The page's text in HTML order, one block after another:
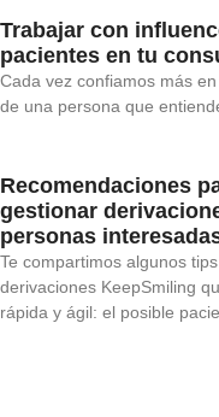
Trabajar con
pacientes en tu
Cada vez confiamos más
de una persona que
Recomendaciones
gestionar
personas
Te compartimos algunos
derivaciones KeepSmiling
rápida y ágil: el posible